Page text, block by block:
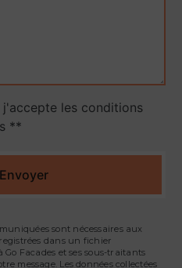
les conditions
**
Envoyer
sont nécessaires aux
dans un fichier
Facades et ses sous-traitants
message. Les données collectées